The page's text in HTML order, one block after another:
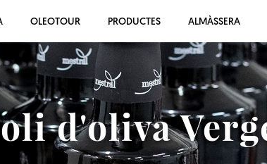
OLEOTOUR PRODUCTES ALMÀSSERA
d'oliva